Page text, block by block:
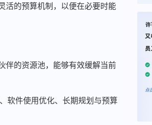
活的预算机制，以便在必要时能
伴的资源池，能够有效缓解当前
软件使用优化、长期规划与预算